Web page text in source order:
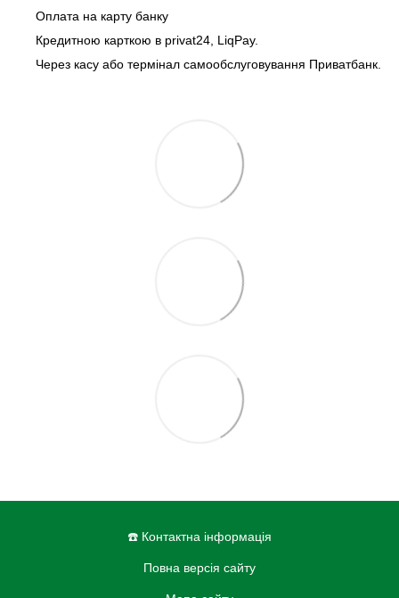
Оплата на карту банку
Кредитною карткою в privat24, LiqPay.
Через касу або термінал самообслуговування Приватбанк.
☎️ Контактна інформація
Повна версія сайту